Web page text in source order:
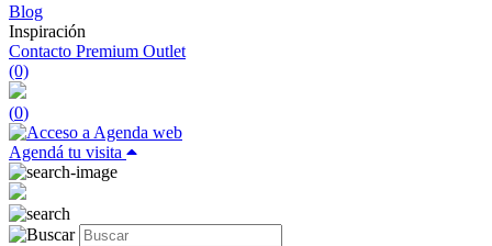
Blog
Inspiración
Contacto Premium Outlet
(0)
(0)
Agendá tu visita